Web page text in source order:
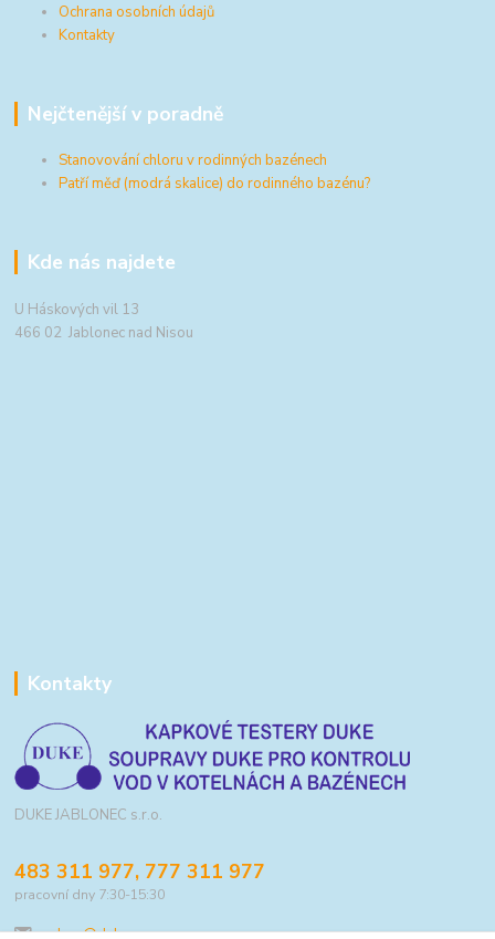
Ochrana osobních údajů
Kontakty
Nejčtenější v poradně
Stanovování chloru v rodinných bazénech
Patří měď (modrá skalice) do rodinného bazénu?
Kde nás najdete
U Háskových vil 13
466 02 Jablonec nad Nisou
Kontakty
DUKE JABLONEC s.r.o.
483 311 977, 777 311 977
pracovní dny 7:30-15:30
eshop@duke.cz